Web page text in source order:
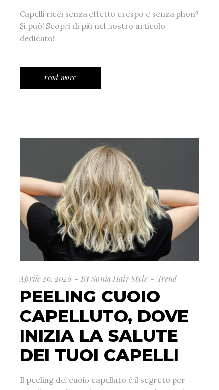
Capelli ricci senza effetto crespo e senza phon?
Si può! Scopri di più nel nostro articolo
dedicato!
read more
Aprile 29, 2026 By Sonia Hair Style Trend
PEELING CUOIO
CAPELLUTO, DOVE
INIZIA LA SALUTE
DEI TUOI CAPELLI
Il peeling del cuoio capelluto è il segreto per